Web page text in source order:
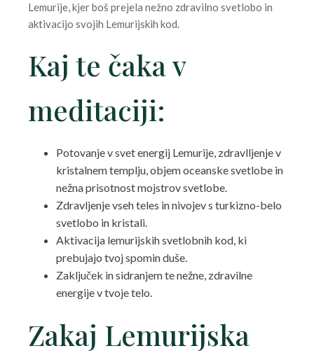
Lemurije, kjer boš prejela nežno zdravilno svetlobo in
aktivacijo svojih Lemurijskih kod.
Kaj te čaka v
meditaciji:
Potovanje v svet energij Lemurije, zdravlljenje v
kristalnem templju, objem oceanske svetlobe in
nežna prisotnost mojstrov svetlobe.
Zdravljenjevseh teles in nivojevs turkizno-belo
svetlobo in kristali.
Aktivacija lemurijskihsvetlobnih kod, ki
prebujajo tvoj spomin duše.
Zaključek in sidranjem te nežne, zdravilne
energije v tvoje telo.
Zakaj Lemurijska